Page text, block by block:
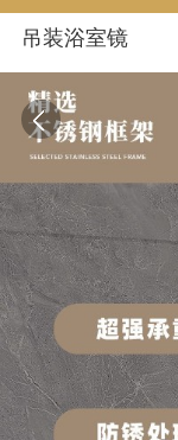
吊装浴室镜